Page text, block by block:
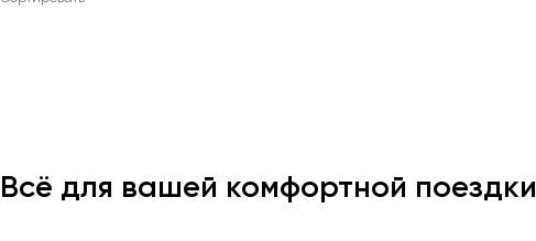
Всё для вашей комфортной поездки